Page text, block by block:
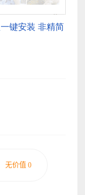
键安装 非精简